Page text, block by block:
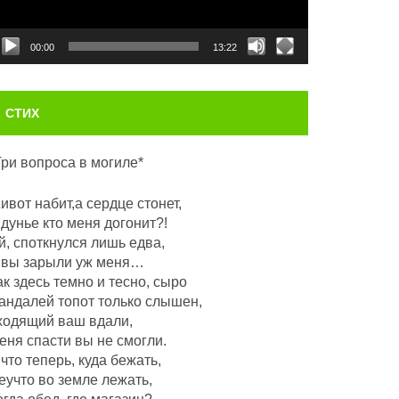
00:00 13:22
СТИХ
вопроса в могиле*
набит,а сердце стонет,
кто меня догонит?!
споткнулся лишь едва,
зарыли уж меня…
здесь темно и тесно, сыро
топот только слышен,
ваш вдали,
спасти вы не смогли.
теперь, куда бежать,
во земле лежать,